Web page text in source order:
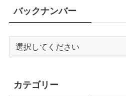
バックナンバー
カテゴリー